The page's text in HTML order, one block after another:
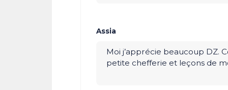
Assia
Moi j’apprécie beaucoup DZ.
petite chefferie et leçons de